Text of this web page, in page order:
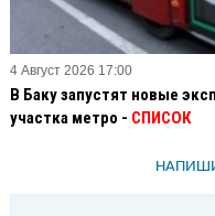
4 Август 2026 17:00
В Баку запустят новые
участка метро - СПИСОК